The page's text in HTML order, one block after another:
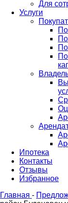
Для
Услуги
Ипотека
Контакты
Отзывы
Избранное
Главная -